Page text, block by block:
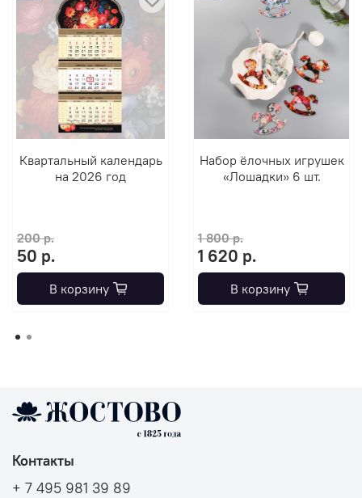
Квартальный календарь
на 2026 год
200 р.
50 р.
В корзину
Набор ёлочных игрушек
«Лошадки» 6 шт.
1 800 р.
1 620 р.
В корзину
Контакты
+ 7 495 981 39 89